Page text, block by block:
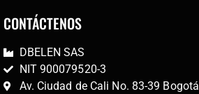
CONTÁCTENOS
DBELEN SAS
NIT 900079520-3
Av. Ciudad de Cali No. 83-39 Bogotá